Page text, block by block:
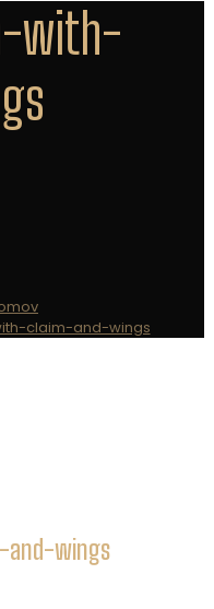
with-
claim-and-wings
wings